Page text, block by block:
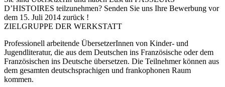
D’HISTOIRES teilzunehmen? Senden Sie uns Ihre Bewerbung vor
dem 15. Juli 2014 zurück !
ZIELGRUPPE DER WERKSTATT
Professionell arbeitende ÜbersetzerInnen von Kinder- und
Jugendliteratur, die aus dem Deutschen ins Französische oder dem
Französischen ins Deutsche übersetzen. Die Teilnehmer können aus
dem gesamten deutschsprachigen und frankophonen Raum
kommen.